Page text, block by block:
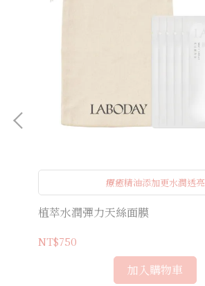
療癒精油添加更水潤透亮
植萃水潤彈力天絲面膜
NT$750
加入購物車